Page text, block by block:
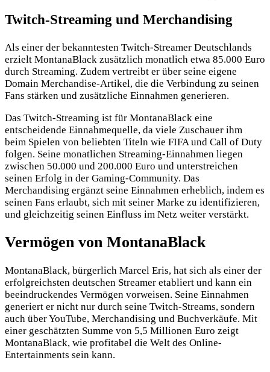
Twitch-Streaming und Merchandising
Als einer der bekanntesten Twitch-Streamer Deutschlands
erzielt MontanaBlack zusätzlich monatlich etwa 85.000 Euro
durch Streaming. Zudem vertreibt er über seine eigene
Domain Merchandise-Artikel, die die Verbindung zu seinen
Fans stärken und zusätzliche Einnahmen generieren.
Das Twitch-Streaming ist für MontanaBlack eine
entscheidende Einnahmequelle, da viele Zuschauer ihm
beim Spielen von beliebten Titeln wie FIFA und Call of Duty
folgen. Seine monatlichen Streaming-Einnahmen liegen
zwischen 50.000 und 200.000 Euro und unterstreichen
seinen Erfolg in der Gaming-Community. Das
Merchandising ergänzt seine Einnahmen erheblich, indem es
seinen Fans erlaubt, sich mit seiner Marke zu identifizieren,
und gleichzeitig seinen Einfluss im Netz weiter verstärkt.
Vermögen von MontanaBlack
MontanaBlack, bürgerlich Marcel Eris, hat sich als einer der
erfolgreichsten deutschen Streamer etabliert und kann ein
beeindruckendes Vermögen vorweisen. Seine Einnahmen
generiert er nicht nur durch seine Twitch-Streams, sondern
auch über YouTube, Merchandising und Buchverkäufe. Mit
einer geschätzten Summe von 5,5 Millionen Euro zeigt
MontanaBlack, wie profitabel die Welt des Online-
Entertainments sein kann.